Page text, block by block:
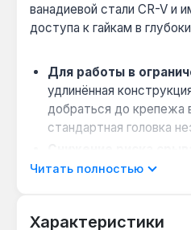
ванадиевой стали CR-V и
доступа к гайкам в
Для работы в
удлинённая
добраться до крепежа
стандартная головка
профиль на 8 мм
деформированных
Читать полностью
Характеристики